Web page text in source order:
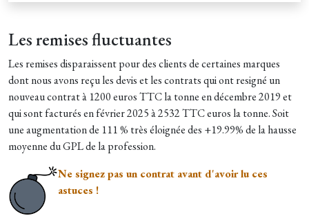
Les remises fluctuantes
Les remises disparaissent pour des clients de certaines marques
dont nous avons reçu les devis et les contrats qui ont resigné un
nouveau contrat à 1200 euros TTC la tonne en décembre 2019 et
qui sont facturés en février 2025 à 2532 TTC euros la tonne. Soit
une augmentation de 111 % très éloignée des +19.99% de la hausse
moyenne du GPL de la profession.
Ne signez pas un contrat avant d'avoir lu ces
astuces !